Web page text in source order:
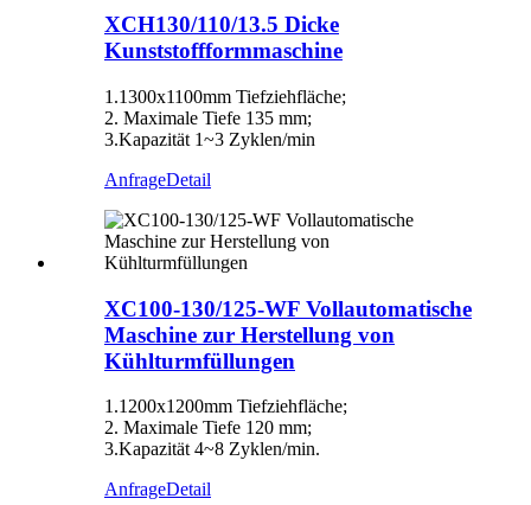
XCH130/110/13.5 Dicke
Kunststoffformmaschine
1.1300x1100mm Tiefziehfläche;
2. Maximale Tiefe 135 mm;
3.Kapazität 1~3 Zyklen/min
AnfrageDetail
XC100-130/125-WF Vollautomatische
Maschine zur Herstellung von
Kühlturmfüllungen
1.1200x1200mm Tiefziehfläche;
2. Maximale Tiefe 120 mm;
3.Kapazität 4~8 Zyklen/min.
AnfrageDetail